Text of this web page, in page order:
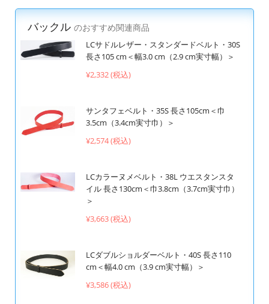
バックル のおすすめ関連商品
LCサドルレザー・スタンダードベルト・30S
長さ105 cm＜幅3.0 cm（2.9 cm実寸幅）＞
¥2,332 (税込)
サンタフェベルト・35S 長さ105cm＜巾
3.5cm（3.4cm実寸巾）＞
¥2,574 (税込)
LCカラーヌメベルト・38L ウエスタンスタ
イル 長さ130cm＜巾3.8cm（3.7cm実寸巾）
＞
¥3,663 (税込)
LCダブルショルダーベルト・40S 長さ110
cm＜幅4.0 cm（3.9 cm実寸幅）＞
¥3,586 (税込)